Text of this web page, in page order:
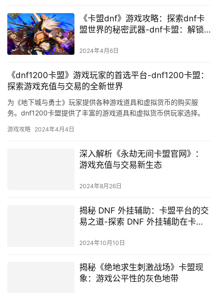
《卡盟dnf》游戏攻略：探索dnf卡
盟世界的秘密武器-dnf卡盟：解锁
2024年4月6日
《dnf1200卡盟》游戏玩家的首选平台-dnf1200卡盟：
探索游戏充值与交易的全新世界
为《地下城与勇士》玩家提供各种游戏道具和虚拟货币的购买服
务。dnf1200卡盟提供了丰富的游戏道具和虚拟货币供玩家选择。
游戏攻略 2024年4月4日
深入解析《永劫无间卡盟官网》：
游戏充值与交易新生态
2024年8月26日
揭秘 DNF 外挂辅助：卡盟平台的交
易之道-探索 DNF 外挂辅助在卡盟
2024年10月10日
揭秘《绝地求生刺激战场》卡盟现
象：游戏公平性的灰色地带